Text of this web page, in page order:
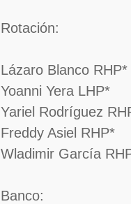
Rotación:
Lázaro Blanco RHP*
Yoanni Yera LHP*
Yariel Rodríguez
Freddy Asiel RHP*
Wladimir García
Banco: